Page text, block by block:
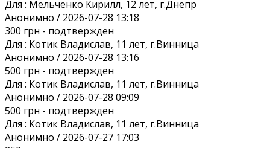
Для : Мельченко Кирилл, 12 лет, г.Днепр
Анонимно / 2026-07-28 13:18
300 грн - подтвержден
Для : Котик Владислав, 11 лет, г.Винница
Анонимно / 2026-07-28 13:16
500 грн - подтвержден
Для : Котик Владислав, 11 лет, г.Винница
Анонимно / 2026-07-28 09:09
500 грн - подтвержден
Для : Котик Владислав, 11 лет, г.Винница
Анонимно / 2026-07-27 17:03